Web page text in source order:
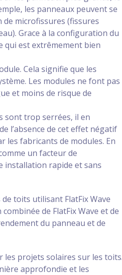
les panneaux peuvent se
microfissures (fissures
Grace à la configuration du
qui est extrêmement bien
Cela signifie que les
Les modules ne font pas
et moins de risque de
sont trop serrées, il en
l’absence de cet effet négatif
les fabricants de modules. En
un facteur de
installation rapide et sans
toits utilisant FlatFix Wave
de FlatFix Wave et de
du panneau et de
les projets solaires sur les toits.
approfondie et les